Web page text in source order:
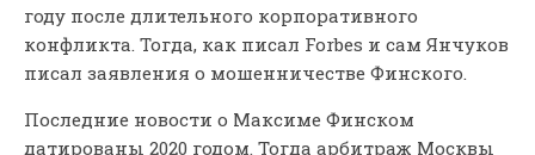
году после длительного корпоративного
конфликта. Тогда, как писал Forbes и сам Янчуков
писал заявления о мошенничестве Финского.
Последние новости о Максиме Финском
датированы 2020 годом. Тогда арбитраж Москвы